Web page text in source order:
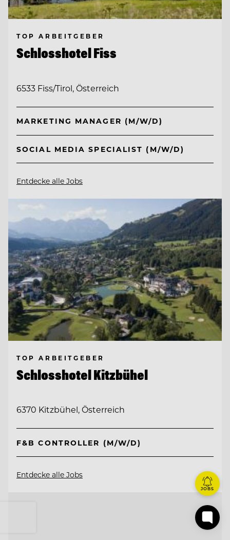
TOP ARBEITGEBER
Schlosshotel Fiss
6533 Fiss/Tirol, Österreich
MARKETING MANAGER (M/W/D)
SOCIAL MEDIA SPECIALIST (M/W/D)
Entdecke alle Jobs
TOP ARBEITGEBER
Schlosshotel Kitzbühel
6370 Kitzbühel, Österreich
F&B CONTROLLER (M/W/D)
Entdecke alle Jobs
JOBS